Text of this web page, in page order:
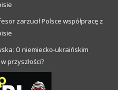
zarzucił Polsce współpracę z
O niemiecko-ukraińskim
przyszłości?